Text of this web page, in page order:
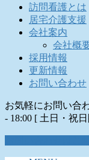
訪問看護とは
居宅介護支援
会社案内
会社概
採用情報
更新情報
お問い合わせ
お気軽にお問い合
- 18:00 [ 土日・祝